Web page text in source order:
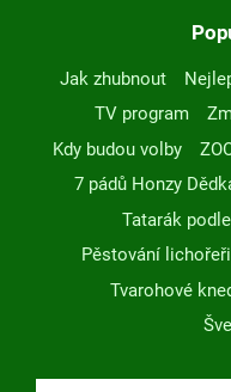
Jak zhubnout
TV program
Kdy budou volby
7 pádů Honzy
Tatarák
Pěstování
Tvarohové